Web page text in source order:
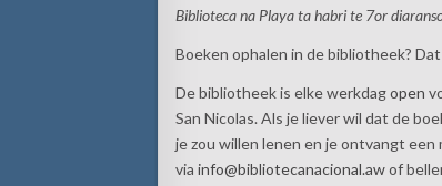
Biblioteca na Playa ta habri te 7or
Boeken ophalen in de bibliotheek?
De bibliotheek is elke werkdagopen
San Nicolas. Als je liever wil dat de
je zou willen lenen en je ontvangt
via info@bibliotecanacional.awof